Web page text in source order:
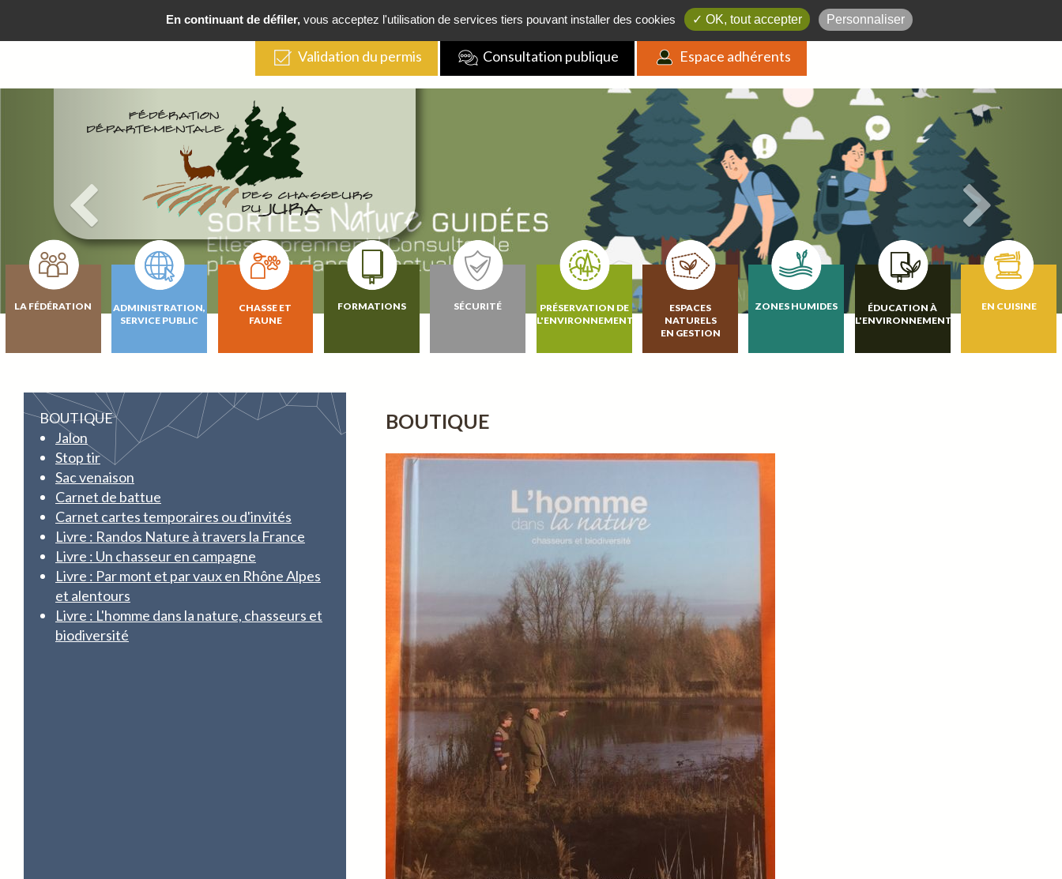
Boutique / FAQ /Actualités /Contact
Validation du permis Consultation publique Espace adhérents
LA FÉDÉRATION
ADMINISTRATION,
SERVICE PUBLIC
CHASSE ET
FAUNE
FORMATIONS SÉCURITÉ
PRÉSERVATION DE
L'ENVIRONNEMENT
ESPACES
NATURELS
EN GESTION
ZONES HUMIDES
ÉDUCATION À
L'ENVIRONNEMENT
EN CUISINE
BOUTIQUE
Jalon
Stop tir
Sac venaison
Carnet de battue
Carnet cartes temporaires ou d'invités
Livre : Randos Nature à travers la France
Livre : Un chasseur en campagne
Livre : Par mont et par vaux en Rhône Alpes
et alentours
Livre : L'homme dans la nature, chasseurs et
biodiversité
BOUTIQUE
En continuant de défiler,vous acceptez l'utilisation de services tiers pouvant installer des cookies ✓ OK, tout accepter Personnaliser